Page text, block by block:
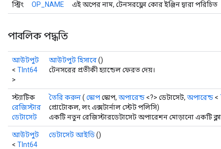
স্ট্রিং OP_NAME এই অপের নাম, টেনসরফ্লো কোর ইঞ্জিন দ্বারা পরিচিত
পাবলিক পদ্ধতি
আউটপুট
< TInt64
>
আউটপুট হিসাবে()
টেনসরের প্রতীকী হ্যান্ডেল ফেরত দেয়।
স্ট্যাটিক
রেজিস্টার
ডেটাসেট
তৈরি করুন( স্কোপস্কোপ, অপারেন্ড <?> ডেটাসেট, অপারেন্ড <
প্রোটোকল, লং এক্সটার্নাল স্টেট পলিসি)
একটি নতুন রেজিস্টারডেটাসেট অপারেশন মোড়ানো একটি
আউটপুট
< TInt64
ডেটাসেট আইডি()